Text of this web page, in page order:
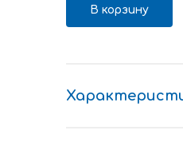
В корзину